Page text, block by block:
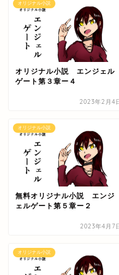
オリジナル小説
オリジナル小説 エンジェル
ゲート第３章ー４
2023年2月4
オリジナル小説
無料オリジナル小説 エンジ
ェルゲート第５章ー２
2023年4月7
オリジナル小説